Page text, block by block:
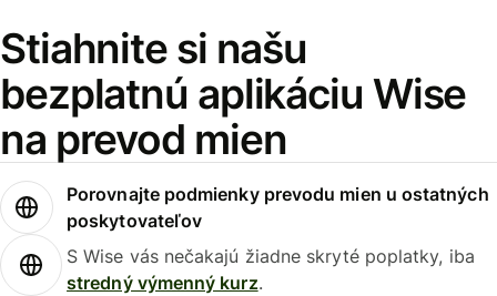
Stiahnite si našu
bezplatnú aplikáciu Wise
na prevod mien
Porovnajte podmienky prevodu mien u ostatných
poskytovateľov
S Wise vás nečakajú žiadne skryté poplatky, iba
stredný výmenný kurz.